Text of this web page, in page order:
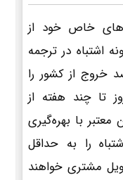
خاص خود از
اشتباه در ترجمه
خروج از کشور را
تا چند هفته از
معتبر با بهره‌گیری
را به حداقل
مشتری خواهند